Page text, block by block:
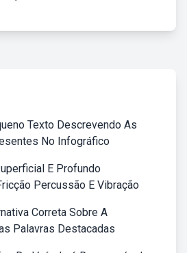
Texto Descrevendo As
No Infográfico
E Profundo
Percussão E Vibração
Correta Sobre A
Palavras Destacadas